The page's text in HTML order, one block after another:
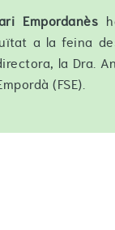
Empordanès
a la feina
la Dra.
(FSE).